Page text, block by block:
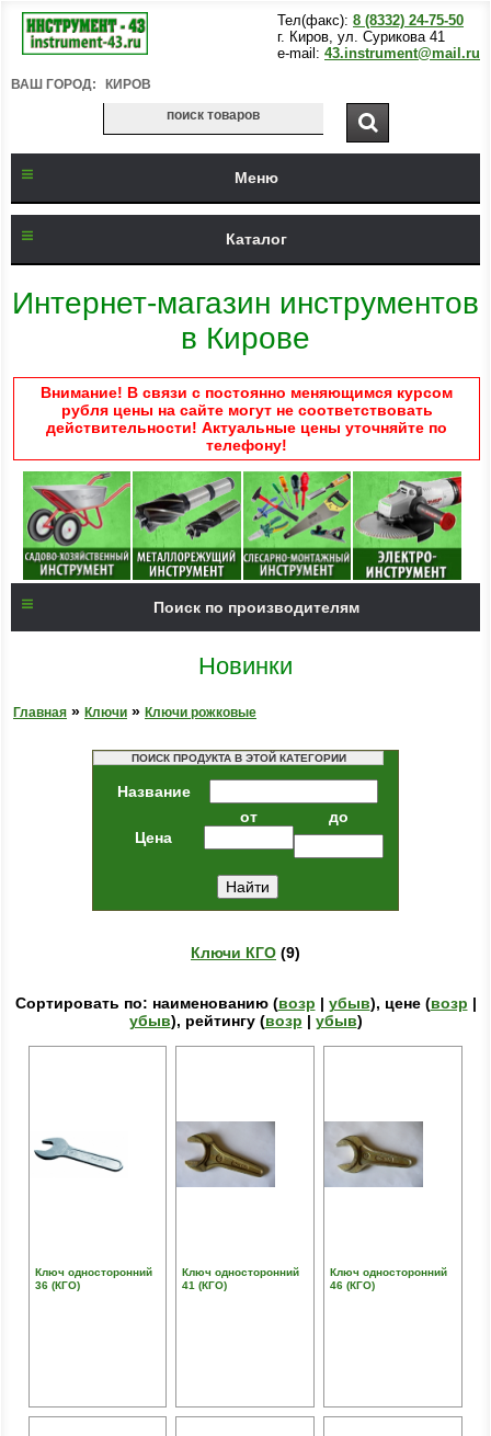
Тел(факс): 8 (8332) 24-75-50
г. Киров, ул. Сурикова 41
e-mail: 43.instrument@mail.ru
ВАШ ГОРОД: КИРОВ
Меню
Каталог
Интернет-магазин инструментов
в Кирове
Внимание! В связи с постоянно меняющимся курсом
рубля цены на сайте могут не соответствовать
действительности! Актуальные цены уточняйте по
телефону!
Поиск по производителям
Новинки
Главная » Ключи » Ключи рожковые
ПОИСК ПРОДУКТА В ЭТОЙ КАТЕГОРИИ
Название
Цена
от до
Ключи КГО (9)
Сортировать по: наименованию (возр | убыв), цене (возр |
убыв), рейтингу (возр | убыв)
Ключ односторонний
36 (КГО)
Ключ односторонний
41 (КГО)
Ключ односторонний
46 (КГО)